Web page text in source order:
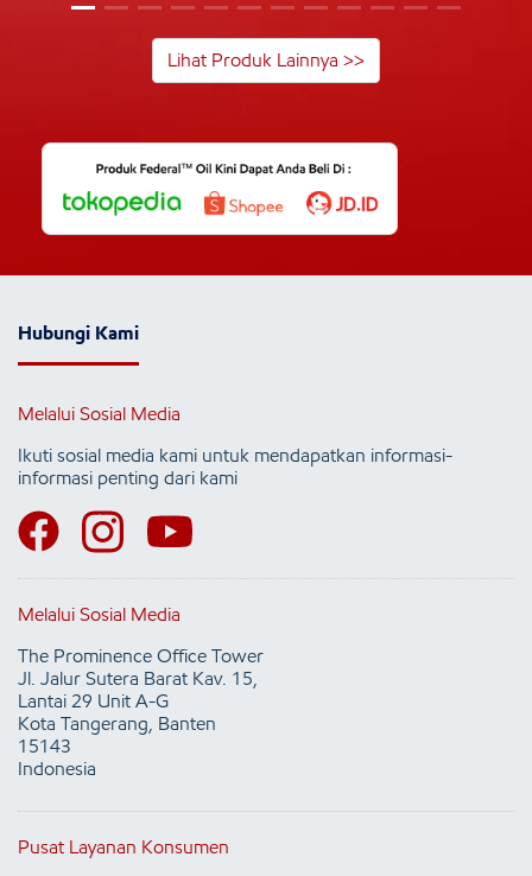
Lihat Produk Lainnya >>
Hubungi Kami
Melalui Sosial Media
Ikuti sosial media kami untuk mendapatkan informasi-
informasi penting dari kami
Melalui Sosial Media
The Prominence Office Tower
Jl. Jalur Sutera Barat Kav. 15,
Lantai 29 Unit A-G
Kota Tangerang, Banten
15143
Indonesia
Pusat Layanan Konsumen